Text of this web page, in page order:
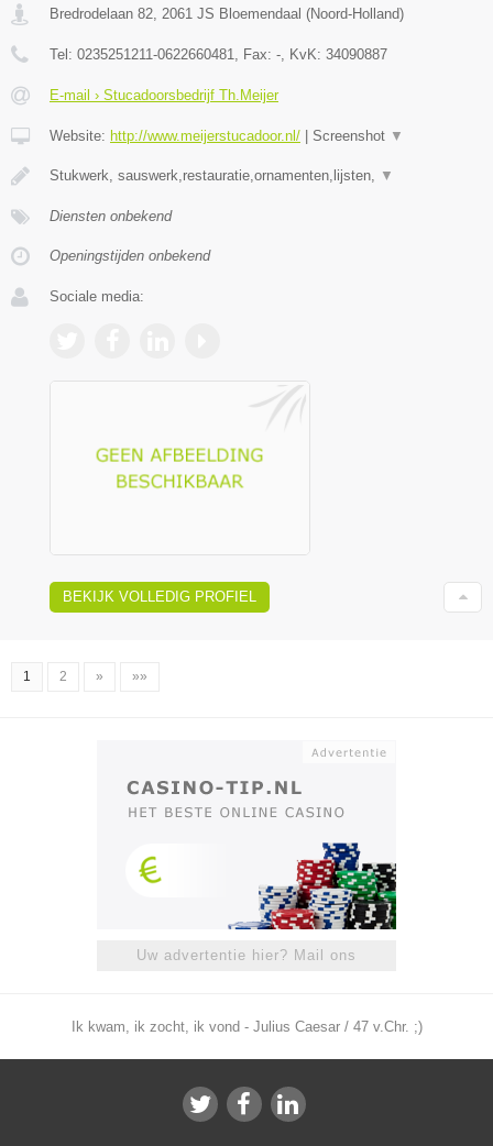
Bredrodelaan 82, 2061 JS Bloemendaal (Noord-Holland)
Tel: 0235251211-0622660481, Fax: -, KvK: 34090887
E-mail › Stucadoorsbedrijf Th.Meijer
Website: http://www.meijerstucadoor.nl/ Screenshot ▼
Stukwerk, sauswerk,restauratie,ornamenten,lijsten, ▼
Diensten onbekend
Openingstijden onbekend
Sociale media:
BEKIJK VOLLEDIG PROFIEL
1 2 » »»
Uw advertentie hier? Mail ons
Ik kwam, ik zocht, ik vond - Julius Caesar / 47 v.Chr. ;)